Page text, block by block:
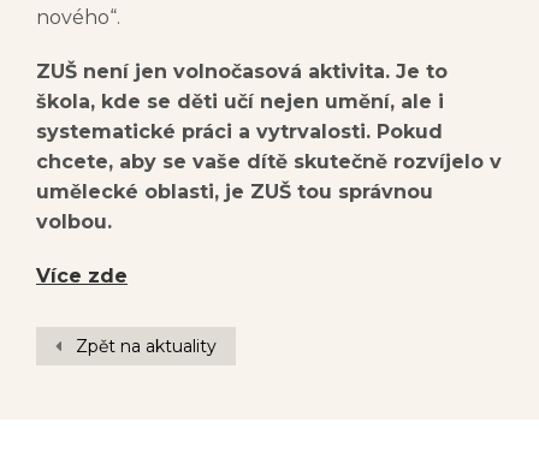
nového“.
ZUŠ není jen volnočasová aktivita. Je to
škola, kde se děti učí nejen umění, ale i
systematické práci a vytrvalosti. Pokud
chcete, aby se vaše dítě skutečně rozvíjelo v
umělecké oblasti, je ZUŠ tou správnou
volbou.
Více zde
Zpět na aktuality